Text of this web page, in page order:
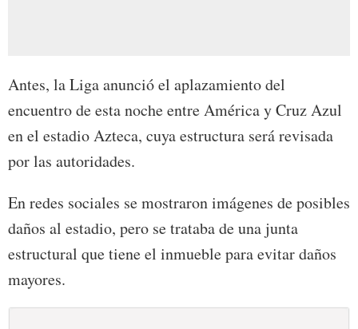
Antes, la Liga anunció el aplazamiento del
encuentro de esta noche entre América y Cruz Azul
en el estadio Azteca, cuya estructura será revisada
por las autoridades.
En redes sociales se mostraron imágenes de posibles
daños al estadio, pero se trataba de una junta
estructural que tiene el inmueble para evitar daños
mayores.